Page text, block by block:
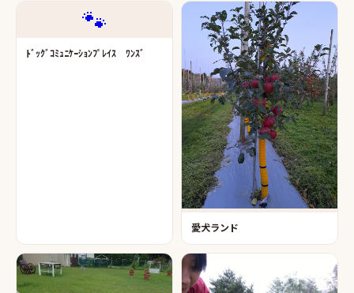
🐾
ﾄﾞｯｸﾞｺﾐｭﾆｹｰｼｮﾝﾌﾟﾚｲｽ ﾜﾝｽﾞ
愛犬ランド